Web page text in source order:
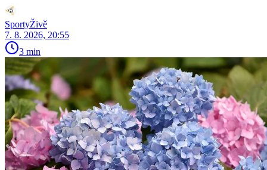
SportyŽivě
7. 8. 2026, 20:55
3 min